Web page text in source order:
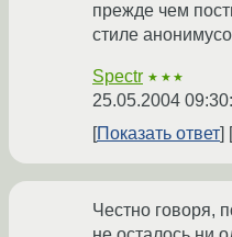
прежде чем
стиле
Spectr ★★★
25.05.2004
Показать ответ
Честно говоря,